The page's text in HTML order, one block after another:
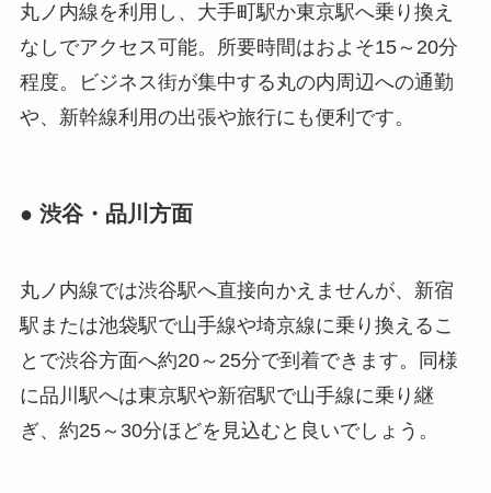
丸ノ内線を利用し、大手町駅か東京駅へ乗り換え
なしでアクセス可能。所要時間はおよそ15～20分
程度。ビジネス街が集中する丸の内周辺への通勤
や、新幹線利用の出張や旅行にも便利です。
● 渋谷・品川方面
丸ノ内線では渋谷駅へ直接向かえませんが、新宿
駅または池袋駅で山手線や埼京線に乗り換えるこ
とで渋谷方面へ約20～25分で到着できます。同様
に品川駅へは東京駅や新宿駅で山手線に乗り継
ぎ、約25～30分ほどを見込むと良いでしょう。